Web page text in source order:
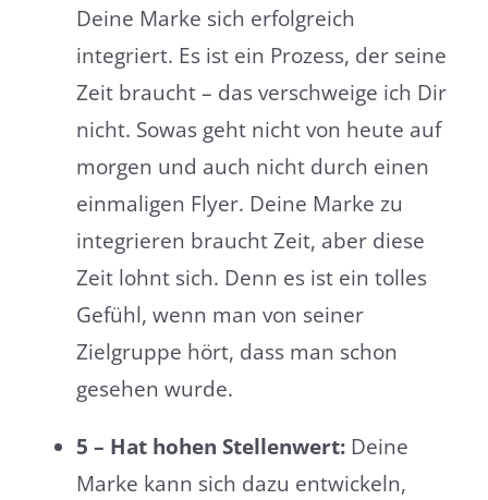
Deine Marke sich erfolgreich
integriert. Es ist ein Prozess, der seine
Zeit braucht – das verschweige ich Dir
nicht. Sowas geht nicht von heute auf
morgen und auch nicht durch einen
einmaligen Flyer. Deine Marke zu
integrieren braucht Zeit, aber diese
Zeit lohnt sich. Denn es ist ein tolles
Gefühl, wenn man von seiner
Zielgruppe hört, dass man schon
gesehen wurde.
5 – Hat hohen Stellenwert: Deine
Marke kann sich dazu entwickeln,